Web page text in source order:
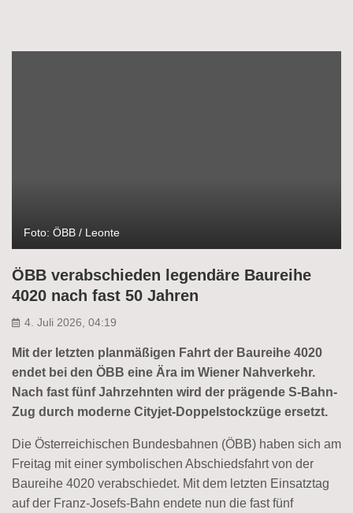
Foto: ÖBB / Leonte
ÖBB verabschieden legendäre Baureihe
4020 nach fast 50 Jahren
4. Juli 2026, 04:19
Mit der letzten planmäßigen Fahrt der Baureihe 4020
endet bei den ÖBB eine Ära im Wiener Nahverkehr.
Nach fast fünf Jahrzehnten wird der prägende S-Bahn-
Zug durch moderne Cityjet-Doppelstockzüge ersetzt.
Die Österreichischen Bundesbahnen (ÖBB) haben sich am
Freitag mit einer symbolischen Abschiedsfahrt von der
Baureihe 4020 verabschiedet. Mit dem letzten Einsatztag
auf der Franz-Josefs-Bahn endete nun die fast fünf